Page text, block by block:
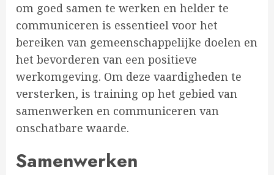
om goed samen te werken en helder te
communiceren is essentieel voor het
bereiken van gemeenschappelijke doelen en
het bevorderen van een positieve
werkomgeving. Om deze vaardigheden te
versterken, is training op het gebied van
samenwerken en communiceren van
onschatbare waarde.
Samenwerken